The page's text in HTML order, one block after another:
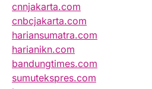
cnnjakarta.com
cnbcjakarta.com
hariansumatra.com
harianikn.com
bandungtimes.com
sumutekspres.com